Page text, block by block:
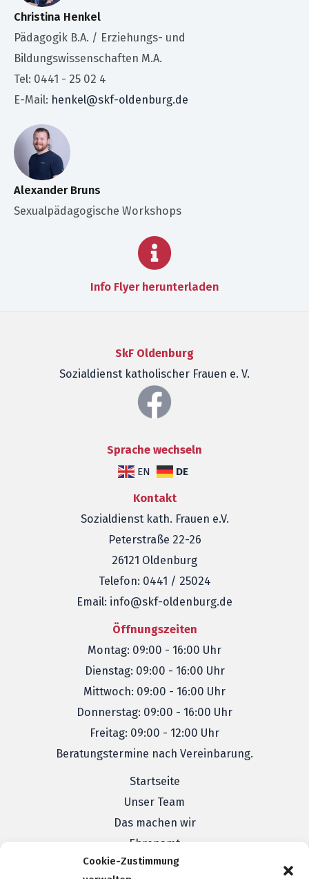
Cookie-Zustimmung
Christina Henkel
Pädagogik B.A. / Erziehungs- und
Bildungswissenschaften M.A.
Tel: 0441 - 25 02 4
E-Mail: henkel@skf-oldenburg.de
Alexander Bruns
Sexualpädagogische Workshops
Info Flyer herunterladen
SkF Oldenburg
Sozialdienst katholischer Frauen e. V.
Sprache wechseln
EN DE
Kontakt
Sozialdienst kath. Frauen e.V.
Peterstraße 22-26
26121 Oldenburg
Telefon: 0441 / 25024
Email: info@skf-oldenburg.de
Öffnungszeiten
Montag: 09:00 - 16:00 Uhr
Dienstag: 09:00 - 16:00 Uhr
Mittwoch: 09:00 - 16:00 Uhr
Donnerstag: 09:00 - 16:00 Uhr
Freitag: 09:00 - 12:00 Uhr
Beratungstermine nach Vereinbarung.
Startseite
Unser Team
Das machen wir
Ehrenamt
Veranstaltungen